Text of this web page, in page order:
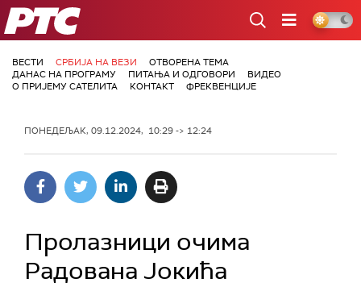
РТС
ВЕСТИ СРБИЈА НА ВЕЗИ
ОТВОРЕНА ТЕМА
ДАНАС НА ПРОГРАМУ
ПИТАЊА И ОДГОВОРИ
ВИДЕО
О ПРИЈЕМУ САТЕЛИТА
КОНТАКТ ФРЕКВЕНЦИЈЕ
ПОНЕДЕЉАК, 09.12.2024, 10:29 -> 12:24
Пролазници очима
Радована Јокића